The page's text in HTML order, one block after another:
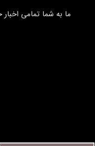
​​​​​​​ما به شما تمامی